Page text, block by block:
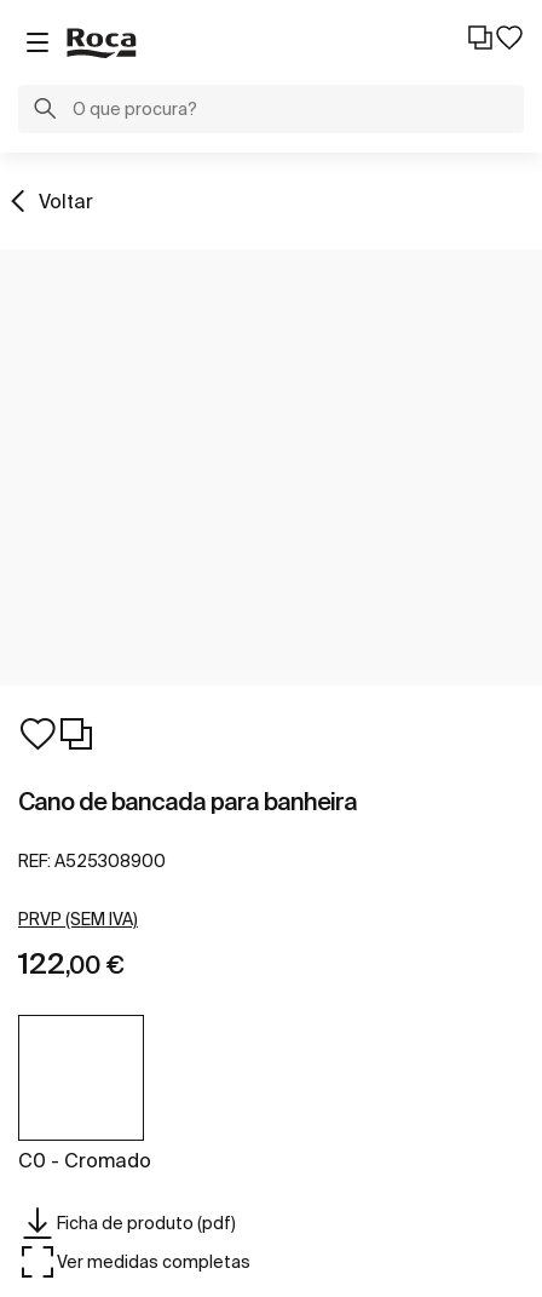
Voltar
Cano de bancada para banheira
REF: A525308900
PRVP (SEM IVA)
122,00 €
C0 - Cromado
Ficha de produto (pdf)
Ver medidas completas